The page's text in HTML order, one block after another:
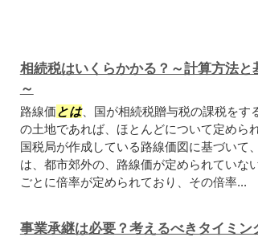
相続税はいくらかかる？～計算方法
～
路線価 とは、国が相続税贈与税の課税をす
の土地であれば、ほとんどについて定めら
国税局が作成している路線価図に基づいて
は、都市郊外の、路線価が定められていな
ごとに倍率が定められており、その倍率...
事業承継は必要？考えるべきタイミン